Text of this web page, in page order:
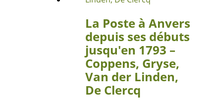
La Poste à Anvers
depuis ses débuts
jusqu′en 1793 –
Coppens, Gryse,
Van der Linden,
De Clercq